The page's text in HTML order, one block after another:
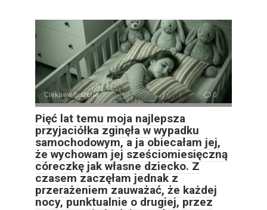
Ciekawe historie 0
Pięć lat temu moja najlepsza
przyjaciółka zginęła w wypadku
samochodowym, a ja obiecałam jej,
że wychowam jej sześciomiesięczną
córeczkę jak własne dziecko. Z
czasem zaczęłam jednak z
przerażeniem zauważać, że każdej
nocy, punktualnie o drugiej, przez